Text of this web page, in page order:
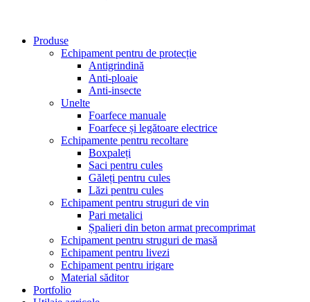
Produse
Echipament pentru de protecție
Antigrindină
Anti-ploaie
Anti-insecte
Unelte
Foarfece manuale
Foarfece și legătoare electrice
Echipamente pentru recoltare
Boxpaleți
Saci pentru cules
Găleți pentru cules
Lăzi pentru cules
Echipament pentru struguri de vin
Pari metalici
Șpalieri din beton armat precomprimat
Echipament pentru struguri de masă
Echipament pentru livezi
Echipament pentru irigare
Material săditor
Portfolio